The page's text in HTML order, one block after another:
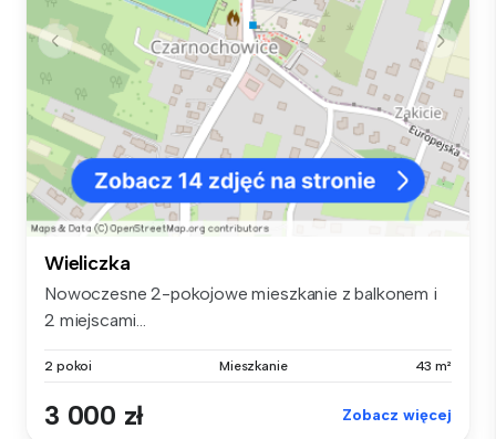
Wieliczka
Nowoczesne 2-pokojowe mieszkanie z balkonem i
2 miejscami...
2 pokoi Mieszkanie 43 m²
3 000 zł Zobacz więcej